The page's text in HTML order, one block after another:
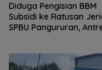
Diduga Pengisian BBM
Subsidi ke Ratusan
SPBU Pangururan,